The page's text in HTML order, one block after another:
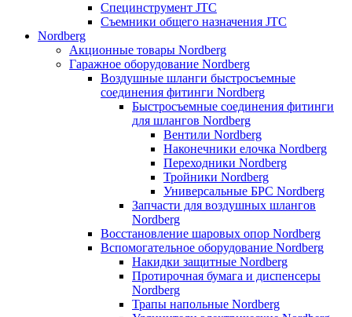
Специнструмент JTC
Съемники общего назначения JTC
Nordberg
Акционные товары Nordberg
Гаражное оборудование Nordberg
Воздушные шланги быстросъемные
соединения фитинги Nordberg
Быстросъемные соединения фитинги
для шлангов Nordberg
Вентили Nordberg
Наконечники елочка Nordberg
Переходники Nordberg
Тройники Nordberg
Универсальные БРС Nordberg
Запчасти для воздушных шлангов
Nordberg
Восстановление шаровых опор Nordberg
Вспомогательное оборудование Nordberg
Накидки защитные Nordberg
Протирочная бумага и диспенсеры
Nordberg
Трапы напольные Nordberg